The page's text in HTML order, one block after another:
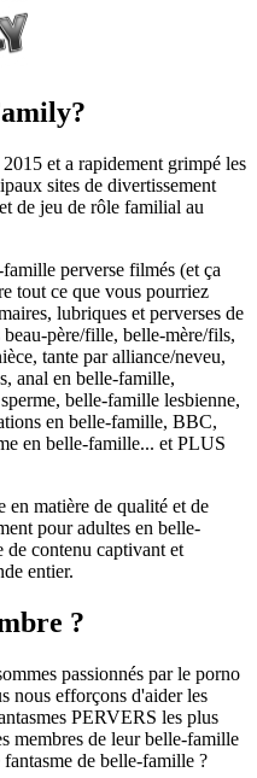
et a rapidement grimpé les
sites de divertissement
de jeu de rôle familial au
perverse filmés (et ça
tout ce que vous pourriez
lubriques et perverses de
père/fille, belle-mère/fils,
tante par alliance/neveu,
anal en belle-famille,
belle-famille lesbienne,
en belle-famille, BBC,
en belle-famille... et PLUS
matière de qualité et de
pour adultes en belle-
contenu captivant et
entier.
?
passionnés par le porno
nous efforçons d'aider les
PERVERS les plus
membres de leur belle-famille
de belle-famille ?